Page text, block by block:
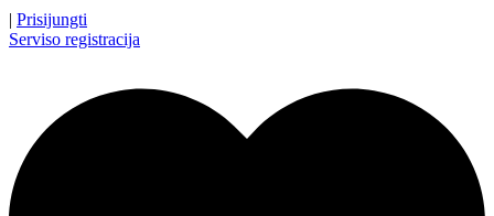
| Prisijungti
Serviso registracija